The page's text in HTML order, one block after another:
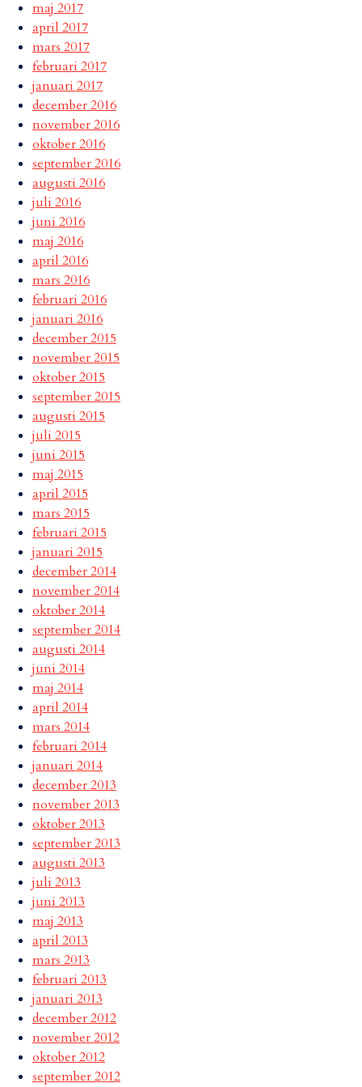
maj 2017
april 2017
mars 2017
februari 2017
januari 2017
december 2016
november 2016
oktober 2016
september 2016
augusti 2016
juli 2016
juni 2016
maj 2016
april 2016
mars 2016
februari 2016
januari 2016
december 2015
november 2015
oktober 2015
september 2015
augusti 2015
juli 2015
juni 2015
maj 2015
april 2015
mars 2015
februari 2015
januari 2015
december 2014
november 2014
oktober 2014
september 2014
augusti 2014
juni 2014
maj 2014
april 2014
mars 2014
februari 2014
januari 2014
december 2013
november 2013
oktober 2013
september 2013
augusti 2013
juli 2013
juni 2013
maj 2013
april 2013
mars 2013
februari 2013
januari 2013
december 2012
november 2012
oktober 2012
september 2012